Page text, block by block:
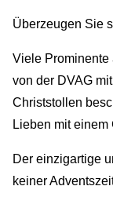
Überzeugen Sie
Viele Prominente
von der DVAG
Christstollen
Lieben mit
Der einzigartige
keiner